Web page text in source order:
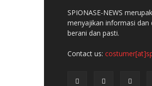
SPIONASE-NEWS
menyajikan informasi dan
berani dan pasti.
Contact us: